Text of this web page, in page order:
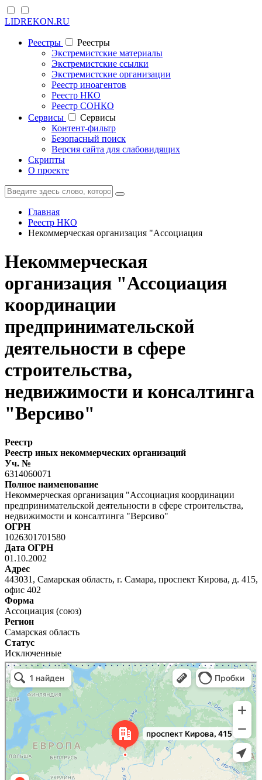
LIDREKON.RU
Реестры
Реестры
Экстремистские материалы
Экстремистские ссылки
Экстремистские организации
Реестр иноагентов
Реестр НКО
Реестр СОНКО
Cервисы
Cервисы
Контент-фильтр
Безопасный поиск
Версия сайта для слабовидящих
Скрипты
О проекте
Главная
Реестр НКО
Некоммерческая организация "Ассоциация
Некоммерческая
организация "Ассоциация
координации
предпринимательской
деятельности в сфере
строительства,
недвижимости и консалтинга
"Версиво"
Реестр
Реестр иных некоммерческих организаций
Уч. №
6314060071
Полное наименование
Некоммерческая организация "Ассоциация координации
предпринимательской деятельности в сфере строительства,
недвижимости и консалтинга "Версиво"
ОГРН
1026301701580
Дата ОГРН
01.10.2002
Адрес
443031, Самарская область, г. Самара, проспект Кирова, д. 415,
офис 402
Форма
Ассоциация (союз)
Регион
Самарская область
Статус
Исключенные